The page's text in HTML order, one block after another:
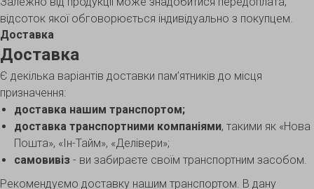
відсоток якої обговорюється індивідуально з покупцем.
Доставка
Доставка
Є декілька варіантів доставки пам’ятників до місця
призначення:
доставка нашим транспортом;
доставка транспортними компаніями, такими як «Нова
Пошта», «Ін-Тайм», «Делівери»;
самовивіз - ви забираєте своїм транспортним засобом.
Рекомендуємо доставку нашим транспортом. В дану